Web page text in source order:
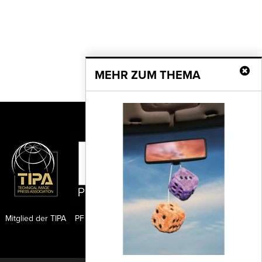
MEHR ZUM THEMA
PF Publishing GmbH
Mitglied der TIPA